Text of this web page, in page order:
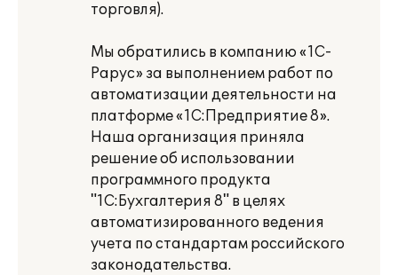
торговля).
Мы обратились в компанию «1С-
Рарус» за выполнением работ по
автоматизации деятельности на
платформе «1С:Предприятие 8».
Наша организация приняла
решение об использовании
программного продукта
"1С:Бухгалтерия 8" в целях
автоматизированного ведения
учета по стандартам российского
законодательства.